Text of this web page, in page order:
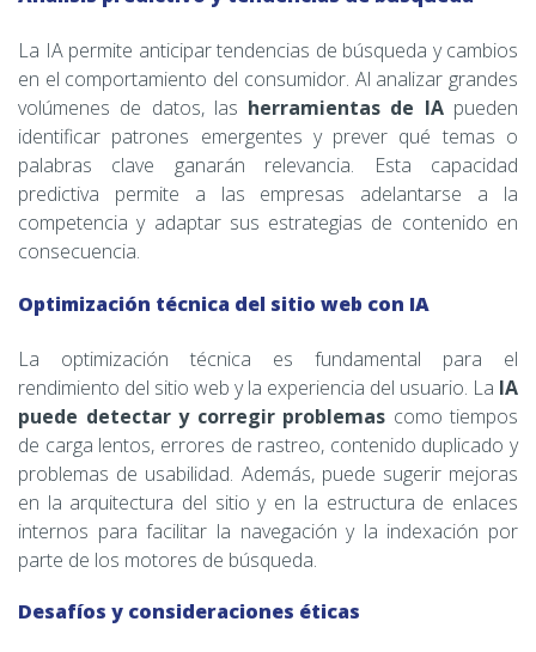
La IA permite anticipar tendencias de búsqueda y cambios
en el comportamiento del consumidor. Al analizar grandes
volúmenes de datos, las herramientas de IA pueden
identificar patrones emergentes y prever qué temas o
palabras clave ganarán relevancia. Esta capacidad
predictiva permite a las empresas adelantarse a la
competencia y adaptar sus estrategias de contenido en
consecuencia.
Optimización técnica del sitio web con IA
La optimización técnica es fundamental para el
rendimiento del sitio web y la experiencia del usuario. La IA
puede detectar y corregir problemas como tiempos
de carga lentos, errores de rastreo, contenido duplicado y
problemas de usabilidad. Además, puede sugerir mejoras
en la arquitectura del sitio y en la estructura de enlaces
internos para facilitar la navegación y la indexación por
parte de los motores de búsqueda.
Desafíos y consideraciones éticas